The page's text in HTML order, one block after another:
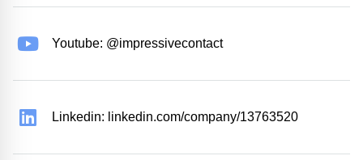
Youtube: @impressivecontact
Linkedin: linkedin.com/company/13763520